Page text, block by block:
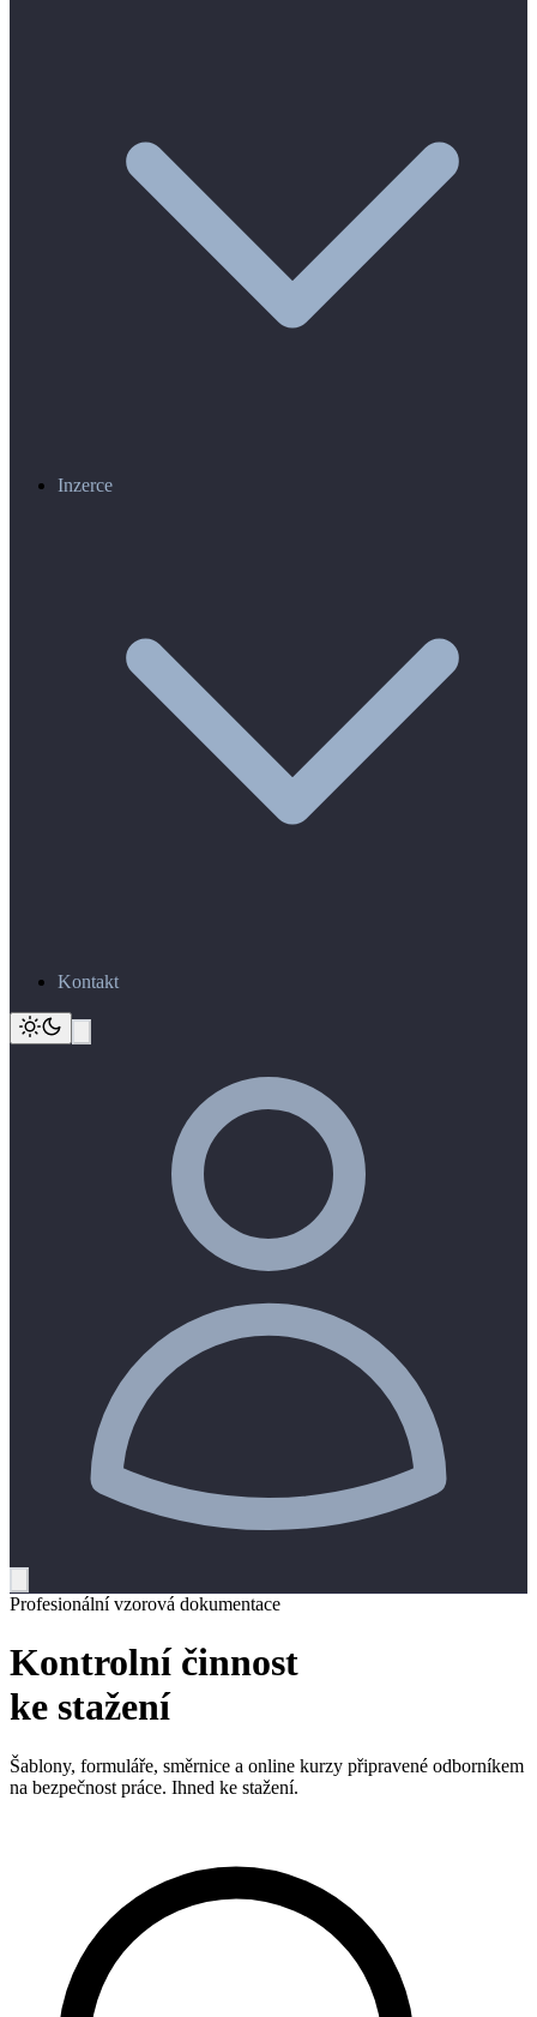
Inzerce
Kontakt
Profesionální vzorová dokumentace
Kontrolní činnost
ke stažení
Šablony, formuláře, směrnice a online kurzy připravené odborníkem
na bezpečnost práce. Ihned ke stažení.